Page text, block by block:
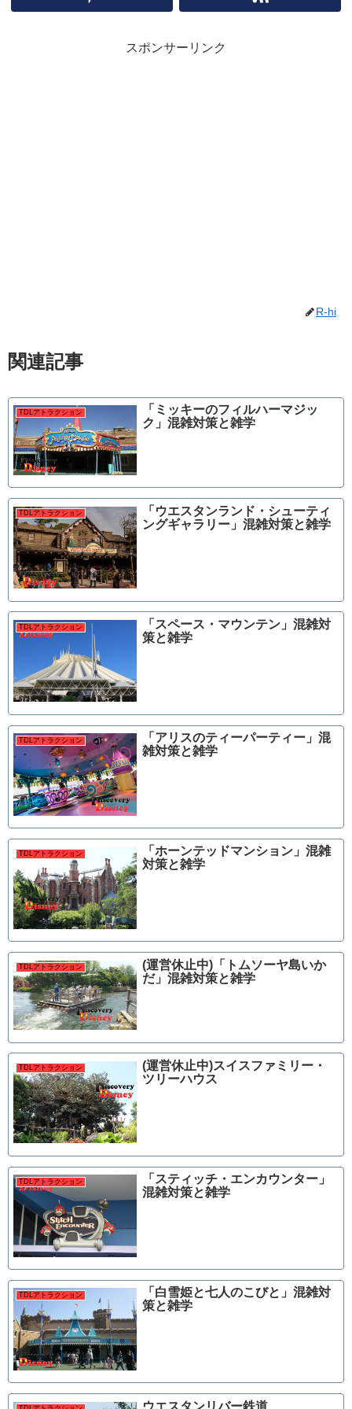
スポンサーリンク
R-hi
関連記事
TDLアトラクション
「ミッキーのフィルハーマジッ
ク」混雑対策と雑学
TDLアトラクション
「ウエスタンランド・シューティ
ングギャラリー」混雑対策と雑学
TDLアトラクション
「スペース・マウンテン」混雑対
策と雑学
TDLアトラクション
「アリスのティーパーティー」混
雑対策と雑学
TDLアトラクション
「ホーンテッドマンション」混雑
対策と雑学
TDLアトラクション
(運営休止中)「トムソーヤ島いか
だ」混雑対策と雑学
TDLアトラクション
(運営休止中)スイスファミリー・
ツリーハウス
TDLアトラクション
「スティッチ・エンカウンター」
混雑対策と雑学
TDLアトラクション
「白雪姫と七人のこびと」混雑対
策と雑学
ウエスタンリバー鉄道